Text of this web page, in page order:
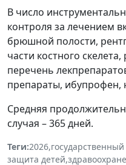
В число
контроля за лечением
брюшной полости,
части костного
перечень
препараты, ибупрофен,
Средняя
случая – 365 дней.
Теги:2026,
защита детей,